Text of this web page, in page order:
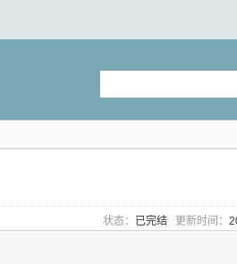
状态： 已完结 更新时间：